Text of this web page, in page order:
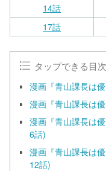
14話
17話
タップできる目次
漫画『青山課長は
漫画『青山課長は
漫画『青山課長は
6話)
漫画『青山課長は
12話)